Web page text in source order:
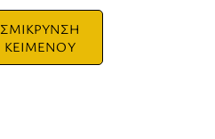
ΣΜΙΚΡΥΝΣΗ
ΚΕΙΜΕΝΟΥ